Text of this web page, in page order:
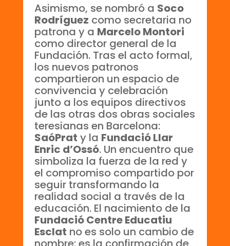
Asimismo, se nombró a Soco
Rodríguez como secretaria no
patrona y a Marcelo Montori
como director general de la
Fundación. Tras el acto formal,
los nuevos patronos
compartieron un espacio de
convivencia y celebración
junto a los equipos directivos
de las otras dos obras sociales
teresianas en Barcelona:
SaóPrat y la Fundació Llar
Enric d’Ossó. Un encuentro que
simboliza la fuerza de la red y
el compromiso compartido por
seguir transformando la
realidad social a través de la
educación. El nacimiento de la
Fundació Centre Educatiu
Esclat no es solo un cambio de